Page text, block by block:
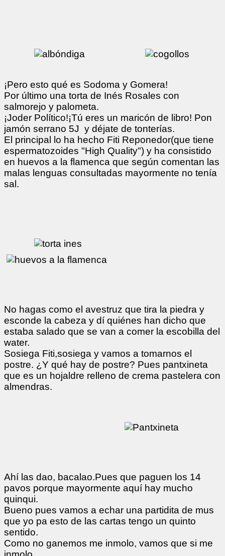
¡Pero esto qué es Sodoma y Gomera!
Por último una torta de Inés Rosales con
salmorejo y palometa.
¡Joder Político!¡Tú eres un maricón de libro! Pon
jamón serrano 5J y déjate de tonterías.
El principal lo ha hecho Fiti Reponedor(que tiene
espermatozoides "High Quality") y ha consistido
en huevos a la flamenca que según comentan las
malas lenguas consultadas mayormente no tenía
sal.
No hagas como el avestruz que tira la piedra y
esconde la cabeza y dí quiénes han dicho que
estaba salado que se van a comer la escobilla del
water.
Sosiega Fiti,sosiega y vamos a tomarnos el
postre. ¿Y qué hay de postre? Pues pantxineta
que es un hojaldre relleno de crema pastelera con
almendras.
Ahí las dao, bacalao.Pues que paguen los 14
pavos porque mayormente aquí hay mucho
quinqui.
Bueno pues vamos a echar una partidita de mus
que yo pa esto de las cartas tengo un quinto
sentido.
Como no ganemos me inmolo, vamos que si me